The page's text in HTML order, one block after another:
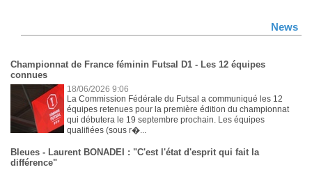
News
Championnat de France féminin Futsal D1 - Les 12 équipes
connues
18/06/2026 9:06
La Commission Fédérale du Futsal a communiqué les 12
équipes retenues pour la première édition du championnat
qui débutera le 19 septembre prochain. Les équipes
qualifiées (sous r�...
Bleues - Laurent BONADEI : "C'est l'état d'esprit qui fait la
différence"